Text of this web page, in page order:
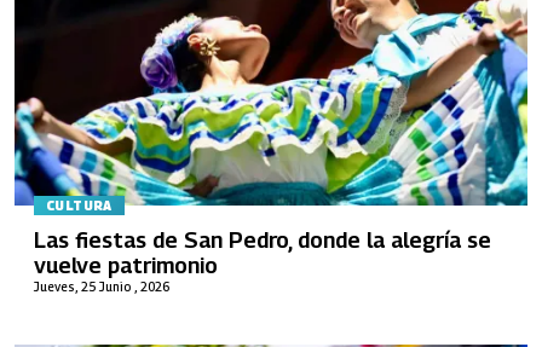
CULTURA
Jueves, 25 Junio , 2026
Las fiestas de San Pedro, donde la alegría se
vuelve patrimonio